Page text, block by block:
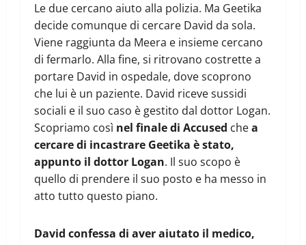
Le due cercano aiuto alla polizia. Ma Geetika
decide comunque di cercare David da sola.
Viene raggiunta da Meera e insieme cercano
di fermarlo. Alla fine, si ritrovano costrette a
portare David in ospedale, dove scoprono
che lui è un paziente. David riceve sussidi
sociali e il suo caso è gestito dal dottor Logan.
Scopriamo così nel finale di Accused chea
cercare di incastrare Geetika è stato,
appunto il dottor Logan. Il suo scopo è
quello di prendere il suo posto e ha messo in
atto tutto questo piano.
David confessa di aver aiutato il medico,